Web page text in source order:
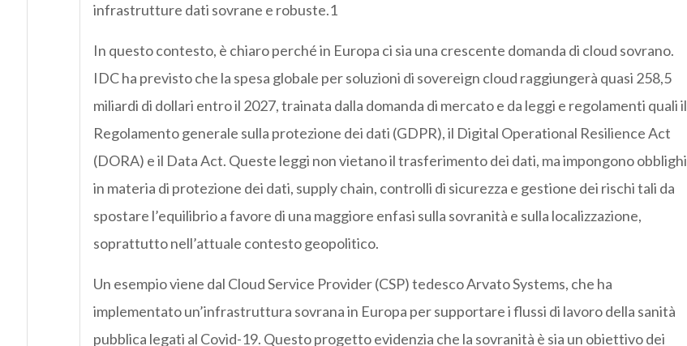
infrastrutture dati sovrane e robuste.1
In questo contesto, è chiaro perché in Europa ci sia una crescente domanda di cloud sovrano.
IDC ha previsto che la spesa globale per soluzioni di sovereign cloud raggiungerà quasi 258,5
miliardi di dollari entro il 2027, trainata dalla domanda di mercato e da leggi e regolamenti quali il
Regolamento generale sulla protezione dei dati (GDPR), il Digital Operational Resilience Act
(DORA) e il Data Act. Queste leggi non vietano il trasferimento dei dati, ma impongono obblighi
in materia di protezione dei dati, supply chain, controlli di sicurezza e gestione dei rischi tali da
spostare l’equilibrio a favore di una maggiore enfasi sulla sovranità e sulla localizzazione,
soprattutto nell’attuale contesto geopolitico.
Un esempio viene dal Cloud Service Provider (CSP) tedesco Arvato Systems, che ha
implementato un’infrastruttura sovrana in Europa per supportare i flussi di lavoro della sanità
pubblica legati al Covid-19. Questo progetto evidenzia che la sovranità è sia un obiettivo dei